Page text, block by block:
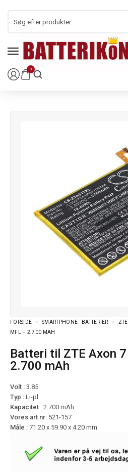
0
FORSIDE SMARTPHONE - BATTERIER ZTE
MFL – 2.700 MAH
Batteri til ZTE Axon 7 mini mfl –
2.700 mAh
Volt : 3.85
Typ : Li-pl
Kapacitet : 2.700 mAh
Vores art nr: 521-157
Måle : 71.20 x 59.90 x 4.20 mm